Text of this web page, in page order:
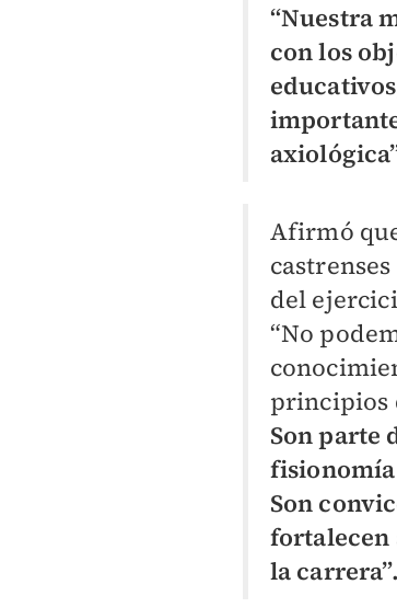
“Nuestra
con los
Afirmó
del
“No
principios
Son parte
Son
fortalecen
la carrera”.